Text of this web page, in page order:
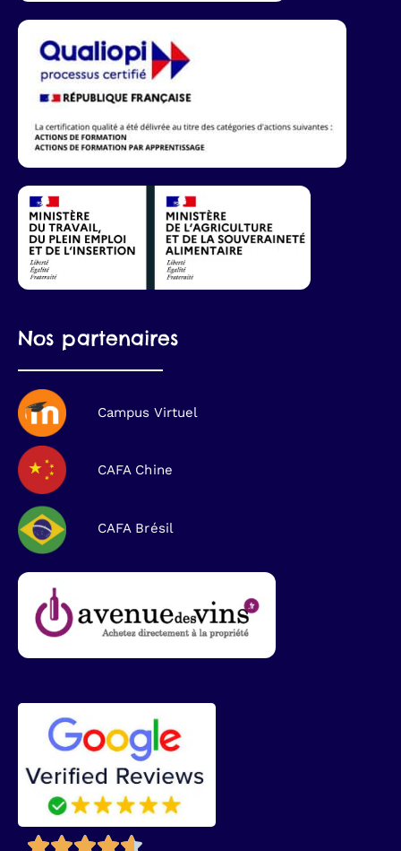
Nos partenaires
Campus Virtuel
CAFA Chine
CAFA Brésil
